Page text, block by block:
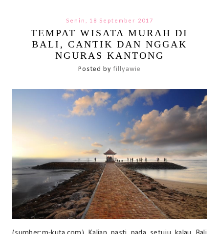
Senin, 18 September 2017
TEMPAT WISATA MURAH DI
BALI, CANTIK DAN NGGAK
NGURAS KANTONG
Posted byfillyawie